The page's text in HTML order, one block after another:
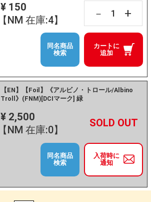
¥ 150
【NM 在庫:4】
－ +
カートに
追加
同名商品
検索
【EN】【Foil】《アルビノ・トロール/Albino
Troll》(FNM)[DCIマーク] 緑
¥ 2,500
【NM 在庫:0】
－ +
入荷時に
通知
同名商品
検索